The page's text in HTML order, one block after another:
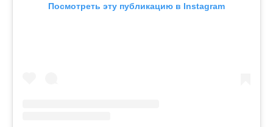
Посмотреть эту публикацию в Instagram